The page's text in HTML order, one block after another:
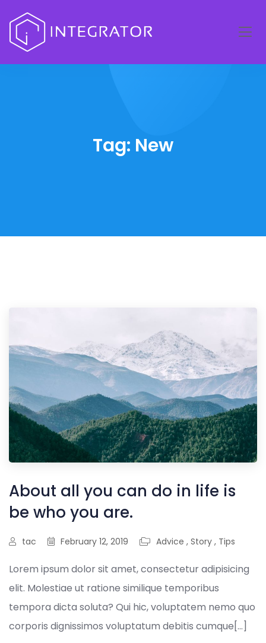
Tag: New
About all you can do in life is
be who you are.
tac February 12, 2019 Advice , Story , Tips
Lorem ipsum dolor sit amet, consectetur adipisicing
elit. Molestiae ut ratione similique temporibus
tempora dicta soluta? Qui hic, voluptatem nemo quo
corporis dignissimos voluptatum debitis cumque[...]